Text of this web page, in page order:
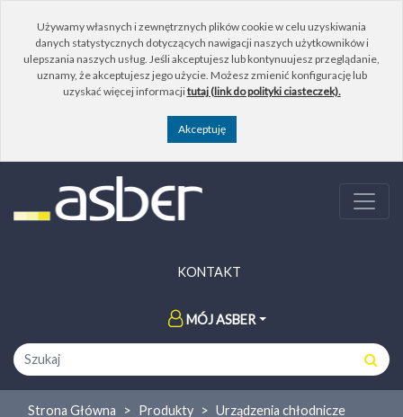
Używamy własnych i zewnętrznych plików cookie w celu uzyskiwania
danych statystycznych dotyczących nawigacji naszych użytkowników i
ulepszania naszych usług. Jeśli akceptujesz lub kontynuujesz przeglądanie,
uznamy, że akceptujesz jego użycie. Możesz zmienić konfigurację lub
uzyskać więcej informacjitutaj (link do polityki ciasteczek).
KONTAKT
MÓJ ASBER
Strona Główna Produkty
Urządzenia chłodnicze